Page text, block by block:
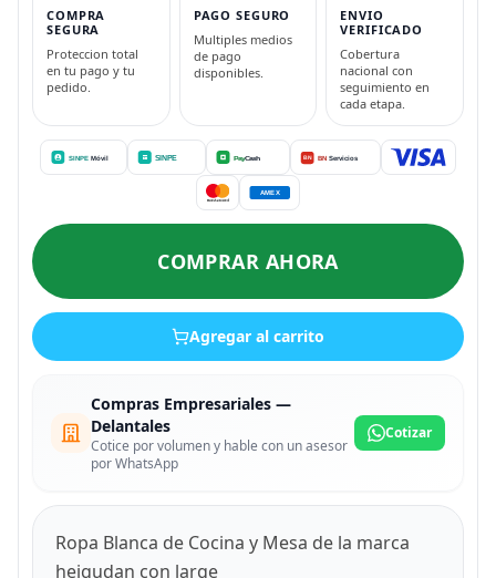
COMPRA
SEGURA
Proteccion total
en tu pago y tu
pedido.
PAGO SEGURO
Multiples medios
de pago
disponibles.
ENVIO
VERIFICADO
Cobertura
nacional con
seguimiento en
cada etapa.
COMPRAR AHORA
Agregar al carrito
Compras Empresariales —
Delantales
Cotice por volumen y hable con un asesor
por WhatsApp
Cotizar
Ropa Blanca de Cocina y Mesa de la marca
heigudan con large